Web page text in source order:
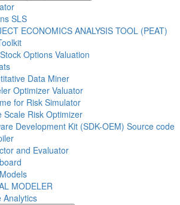
SLS
ECONOMICS ANALYSIS TOOL (PEAT)
Options Valuation
Data Miner
Optimizer Valuator
for Risk Simulator
Scale Risk Optimizer
Development Kit (SDK-OEM) Source code
and Evaluator
MODELER
Analytics